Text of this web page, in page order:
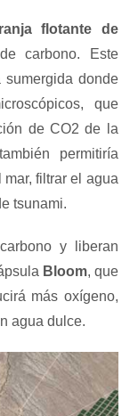
flotante de
carbono. Este
sumergida donde
que
de CO2 de la
permitiría
filtrar el agua
tsunami.
y liberan
Bloom, que
más oxígeno,
agua dulce.